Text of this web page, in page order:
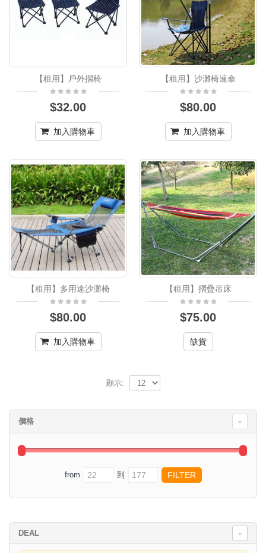
【租用】戶外摺椅
$32.00
加入購物車
【租用】沙灘椅連傘
$80.00
加入購物車
【租用】多用途沙灘椅
$80.00
加入購物車
【租用】摺疊吊床
$75.00
缺貨
顯示:
價格
from 到
DEAL